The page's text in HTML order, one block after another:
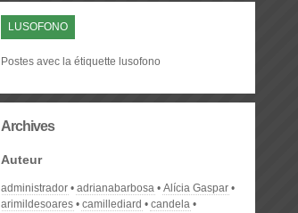
LUSOFONO
Postes avec la étiquette lusofono
Archives
Auteur
administrador adrianabarbosa
Alícia Gaspar
arimildesoares
camillediard
candela